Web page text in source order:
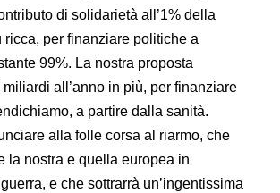
di solidarietà all’1% della
per finanziare politiche a
99%. La nostra proposta
all’anno in più, per finanziare
a partire dalla sanità.
alla folle corsa al riarmo, che
la nostra e quella europea in
e che sottrarrà un’ingentissima